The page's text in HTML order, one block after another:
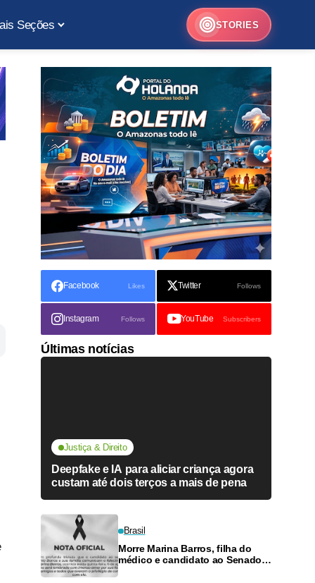
Seções STORIES
Facebook Likes Twitter Follows
Instagram Follows YouTube Subscribers
Últimas notícias
Justiça & Direito
Deepfake e IA para aliciar criança agora
custam até dois terços a mais de pena
Brasil
Morre Marina Barros, filha do
médico e candidato ao Senado